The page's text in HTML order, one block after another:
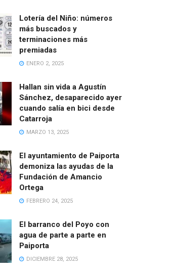
Lotería del Niño: números
más buscados y
terminaciones más
premiadas
ENERO 2, 2025
Hallan sin vida a Agustín
Sánchez, desaparecido ayer
cuando salía en bici desde
Catarroja
MARZO 13, 2025
El ayuntamiento de Paiporta
demoniza las ayudas de la
Fundación de Amancio
Ortega
FEBRERO 24, 2025
El barranco del Poyo con
agua de parte a parte en
Paiporta
DICIEMBRE 28, 2025